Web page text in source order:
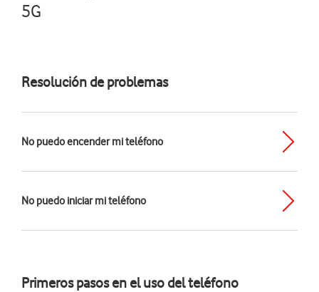
5G
Resolución de problemas
No puedo encender mi teléfono
No puedo iniciar mi teléfono
Primeros pasos en el uso del teléfono